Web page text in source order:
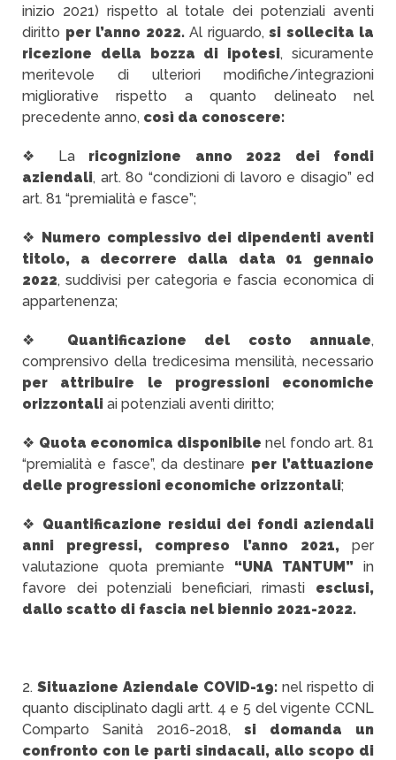
inizio 2021) rispetto al totale dei potenziali aventi
diritto per l’anno 2022. Al riguardo, si sollecita la
ricezione della bozza di ipotesi, sicuramente
meritevole di ulteriori modifiche/integrazioni
migliorative rispetto a quanto delineato nel
precedente anno, così da conoscere:
❖ La ricognizione anno 2022 dei fondi
aziendali, art. 80 “condizioni di lavoro e disagio” ed
art. 81 “premialità e fasce”;
❖ Numero complessivo dei dipendenti aventi
titolo, a decorrere dalla data 01 gennaio
2022, suddivisi per categoria e fascia economica di
appartenenza;
❖ Quantificazione del costo annuale,
comprensivo della tredicesima mensilità, necessario
per attribuire le progressioni economiche
orizzontali ai potenziali aventi diritto;
❖ Quota economica disponibilenel fondo art. 81
“premialità e fasce”, da destinare per l’attuazione
delle progressioni economiche orizzontali;
❖ Quantificazione residui dei fondi aziendali
anni pregressi, compreso l’anno 2021, per
valutazione quota premiante “UNA TANTUM”in
favore dei potenziali beneficiari, rimasti esclusi,
dallo scatto di fascia nel biennio 2021-2022.
2. Situazione Aziendale COVID-19: nel rispetto di
quanto disciplinato dagli artt. 4 e 5 del vigente CCNL
Comparto Sanità 2016-2018, si domanda un
confronto con le parti sindacali, allo scopo di